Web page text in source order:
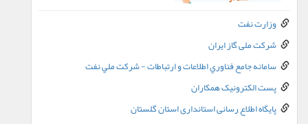
وزارت نفت
شرکت ملی گاز ایران
سامانه جامع فناوري اطلاعات و ارتباطات - شرکت ملي نفت
پست الکترونيک همکاران
پایگاه اطلاع رسانی استانداری استان گلستان